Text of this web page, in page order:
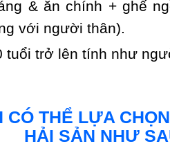
& ăn chính + ghế
với người thân).
tuổi trở lên tính như
CÓ THỂ LỰA
HẢI SẢN NHƯ